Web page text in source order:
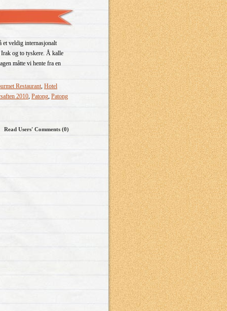
et veldig internasjonalt
Irak og to tyskere. Å kalle
måtte vi hente fra en
Restaurant, Hotel
2010, Patong, Patong
Read Users' Comments (0)